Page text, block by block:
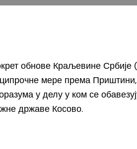
обнове Краљевине
мере према
у делу у ком се
државе Косово.